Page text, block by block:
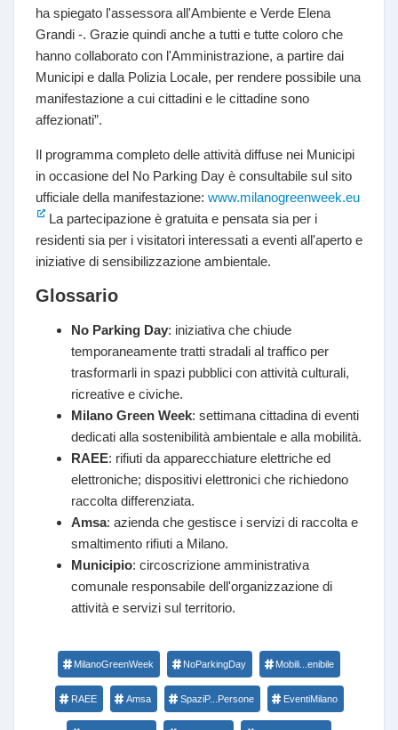
ha spiegato l'assessora all'Ambiente e Verde Elena
Grandi -. Grazie quindi anche a tutti e tutte coloro che
hanno collaborato con l'Amministrazione, a partire dai
Municipi e dalla Polizia Locale, per rendere possibile una
manifestazione a cui cittadini e le cittadine sono
affezionati”.
Il programma completo delle attività diffuse nei Municipi
in occasione del No Parking Day è consultabile sul sito
ufficiale della manifestazione: www.milanogreenweek.eu
La partecipazione è gratuita e pensata sia per i
residenti sia per i visitatori interessati a eventi all'aperto e
iniziative di sensibilizzazione ambientale.
Glossario
No Parking Day: iniziativa che chiude
temporaneamente tratti stradali al traffico per
trasformarli in spazi pubblici con attività culturali,
ricreative e civiche.
Milano Green Week: settimana cittadina di eventi
dedicati alla sostenibilità ambientale e alla mobilità.
RAEE: rifiuti da apparecchiature elettriche ed
elettroniche; dispositivi elettronici che richiedono
raccolta differenziata.
Amsa: azienda che gestisce i servizi di raccolta e
smaltimento rifiuti a Milano.
Municipio: circoscrizione amministrativa
comunale responsabile dell'organizzazione di
attività e servizi sul territorio.
MilanoGreenWeek NoParkingDay Mobili...enibile
RAEE Amsa SpaziP...Persone EventiMilano